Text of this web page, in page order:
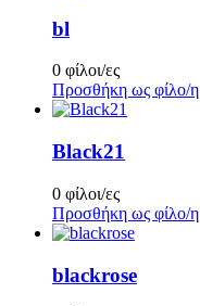
bl
0 φίλοι/ες
Προσθήκη ως φίλο/η
Black21
0 φίλοι/ες
Προσθήκη ως φίλο/η
blackrose